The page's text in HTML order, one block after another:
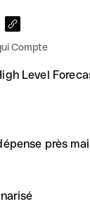
Compte
Level
près